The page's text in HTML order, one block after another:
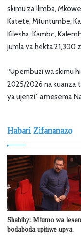
skimu za Ilimba,
Katete, Mtuntumbe,
Kilesha, Kambo,
jumla ya hekta 21,300
“Upembuzi wa skimu
2025/2026 na kuanza
ya ujenzi,” amesema
Habari Zifananazo
Shabiby: Mfumo wa
bodaboda upitiwe upya.